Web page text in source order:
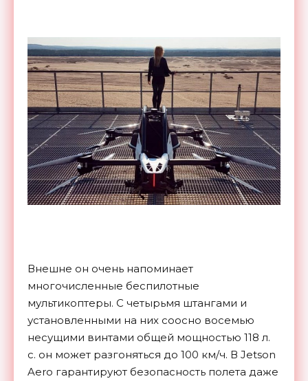
Внешне он очень напоминает
многочисленные беспилотные
мультикоптеры. С четырьмя штангами и
установленными на них соосно восемью
несущими винтами общей мощностью 118 л.
с. он может разгоняться до 100 км/ч. В Jetson
Aero гарантируют безопасность полета даже